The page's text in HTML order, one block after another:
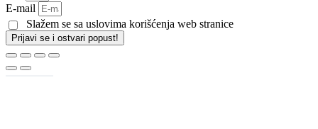
E-mail
Slažem se sa uslovima korišćenja web stranice
Prijavi se i ostvari popust!